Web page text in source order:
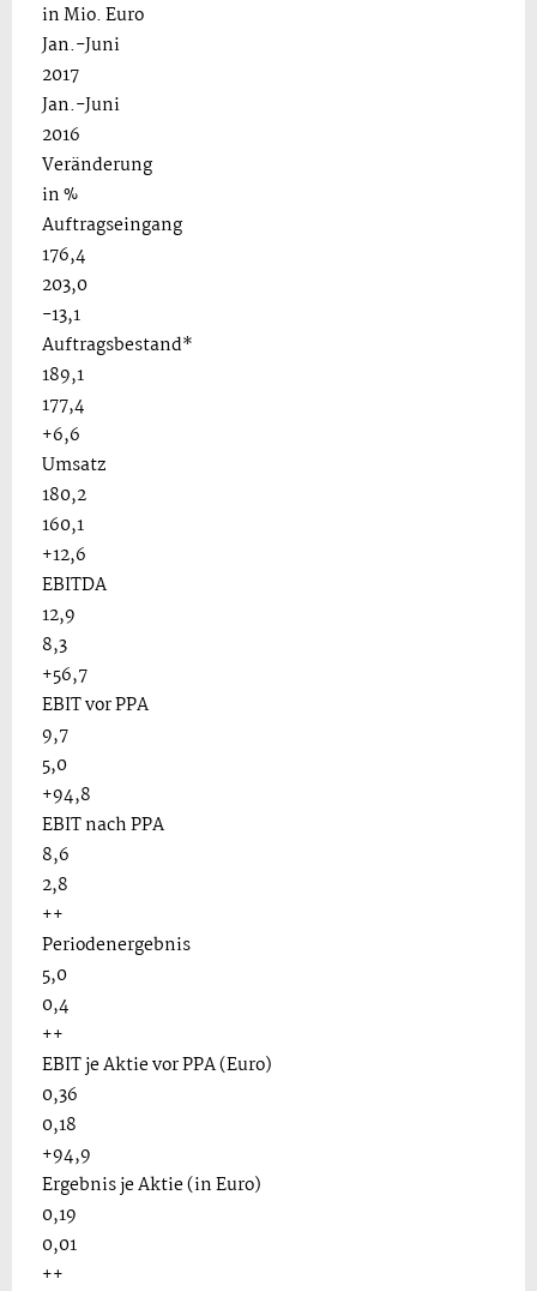
in Mio. Euro
Jan.-Juni
2017
Jan.-Juni
2016
Veränderung
in %
Auftragseingang
176,4
203,0
-13,1
Auftragsbestand*
189,1
177,4
+6,6
Umsatz
180,2
160,1
+12,6
EBITDA
12,9
8,3
+56,7
EBIT vor PPA
9,7
5,0
+94,8
EBIT nach PPA
8,6
2,8
++
Periodenergebnis
5,0
0,4
++
EBIT je Aktie vor PPA (Euro)
0,36
0,18
+94,9
Ergebnis je Aktie (in Euro)
0,19
0,01
++